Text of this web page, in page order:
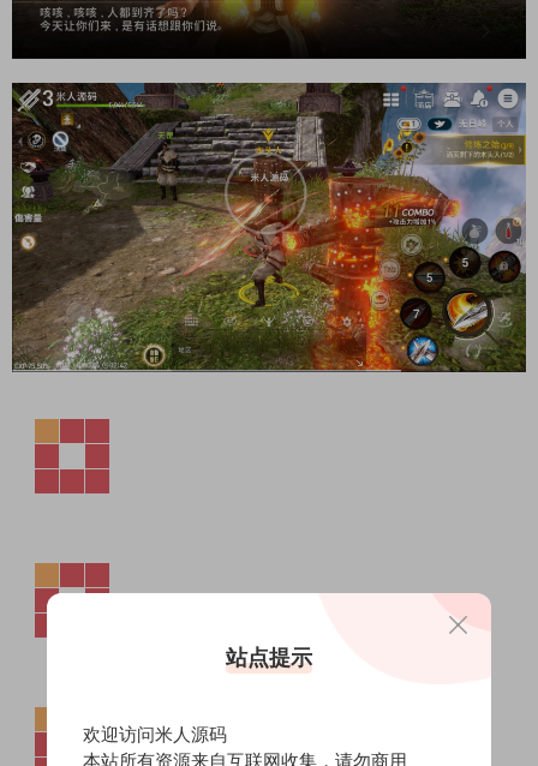
站点提示
欢迎访问米人源码
本站所有资源来自互联网收集，请勿商用